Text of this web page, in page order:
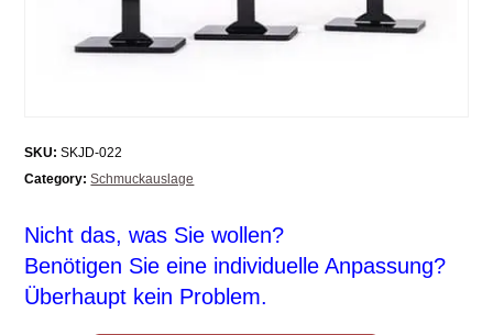
SKU: SKJD-022
Category: Schmuckauslage
Nicht das, was Sie wollen?
Benötigen Sie eine individuelle Anpassung?
Überhaupt kein Problem.